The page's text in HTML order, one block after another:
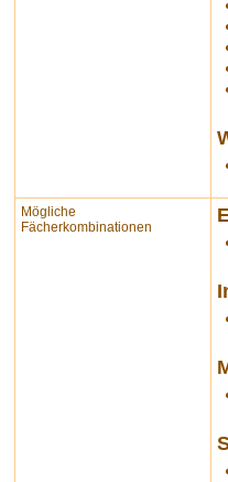
Mögliche
Fächerkombinationen